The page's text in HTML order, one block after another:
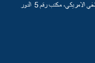
الطريق الدائري الثالث ، مبني رقم 348 بجانب المستشفي الامريكي، مكتب رقم 5 الدور